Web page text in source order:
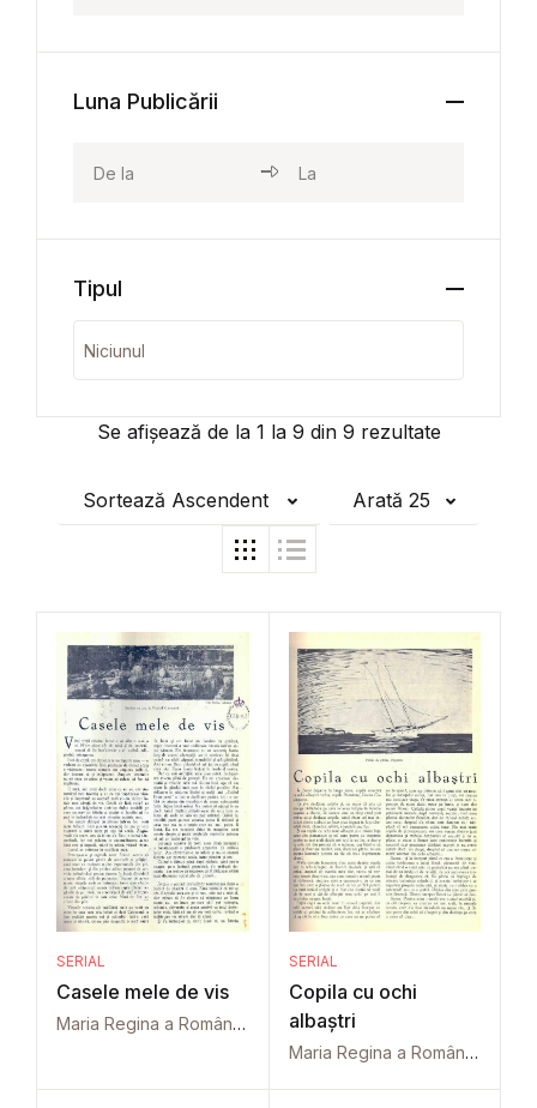
Se afișează de la 1 la 9 din 9 rezultate
Sortează Ascendent Arată 25
SERIAL
Casele mele de vis
Maria Regina a României
SERIAL
Copila cu ochi
albaștri
Maria Regina a României
Luna Publicării
Tipul